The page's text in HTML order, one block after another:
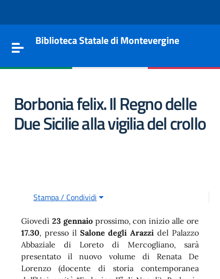
Toggle navigation
Biblioteca Statale di Montevergine
Borbonia felix. Il Regno delle
Due Sicilie alla vigilia del crollo
Stampa / Condividi
Giovedì 23 gennaioprossimo, con inizio alle ore
17.30, presso il Salone degli Arazzi del Palazzo
Abbaziale di Loreto di Mercogliano, sarà
presentato il nuovo volume di Renata De
Lorenzo (docente di storia contemporanea